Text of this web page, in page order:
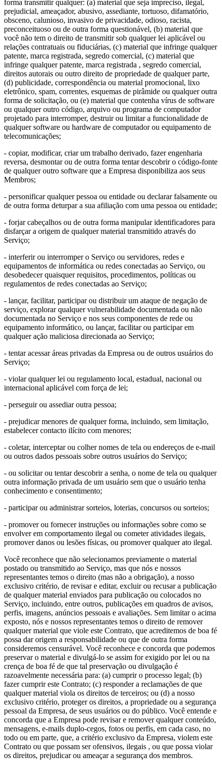
forma transmitir qualquer: (a) material que seja impreciso, ilegal,
prejudicial, ameaçador, abusivo, assediante, tortuoso, difamatório,
obsceno, calunioso, invasivo de privacidade, odioso, racista,
preconceituoso ou de outra forma questionável, (b) material que
você não tem o direito de transmitir sob qualquer lei aplicável ou
relações contratuais ou fiduciárias, (c) material que infringe qualquer
patente, marca registrada, segredo comercial, (c) material que
infringe qualquer patente, marca registrada , segredo comercial,
direitos autorais ou outro direito de propriedade de qualquer parte,
(d) publicidade, correspondência ou material promocional, lixo
eletrônico, spam, correntes, esquemas de pirâmide ou qualquer outra
forma de solicitação, ou (e) material que contenha vírus de software
ou qualquer outro código, arquivo ou programa de computador
projetado para interromper, destruir ou limitar a funcionalidade de
qualquer software ou hardware de computador ou equipamento de
telecomunicações;
- copiar, modificar, criar um trabalho derivado, fazer engenharia
reversa, desmontar ou de outra forma tentar descobrir o código-fonte
de qualquer outro software que a Empresa disponibiliza aos seus
Membros;
- personificar qualquer pessoa ou entidade ou declarar falsamente ou
de outra forma deturpar a sua afiliação com uma pessoa ou entidade;
- forjar cabeçalhos ou de outra forma manipular identificadores para
disfarçar a origem de qualquer material transmitido através do
Serviço;
- interferir ou interromper o Serviço ou servidores, redes e
equipamentos de informática ou redes conectadas ao Serviço, ou
desobedecer quaisquer requisitos, procedimentos, políticas ou
regulamentos de redes conectadas ao Serviço;
- lançar, facilitar, participar ou distribuir um ataque de negação de
serviço, explorar qualquer vulnerabilidade documentada ou não
documentada no Serviço e nos seus componentes de rede ou
equipamento informático, ou lançar, facilitar ou participar em
qualquer ação maliciosa direcionada ao Serviço;
- tentar acessar áreas privadas da Empresa ou de outros usuários do
Serviço;
- violar qualquer lei ou regulamento local, estadual, nacional ou
internacional aplicável com força de lei;
- perseguir ou assediar outra pessoa;
- prejudicar menores de qualquer forma, incluindo, sem limitação,
estabelecer contacto ilícito com menores;
- coletar, interceptar ou colher nomes de tela ou endereços de e-mail
ou outros dados pessoais sobre outros usuários do Serviço;
- ou solicitar ou tentar descobrir a senha, o nome de tela ou qualquer
outra informação privada de um usuário sem que o usuário tenha
conhecimento e consentimento;
- participar ou administrar sorteios, loterias, concursos ou sorteios;
- promover ou fornecer instruções ou informações sobre como se
envolver em comportamento ilegal ou cometer atividades ilegais,
promover danos ou lesões físicas, ou promover qualquer ato ilegal.
Você reconhece que não selecionamos previamente o material
postado ou transmitido ao Serviço, mas que nós e nossos
representantes temos o direito (mas não a obrigação), a nosso
exclusivo critério, de revisar e editar, excluir ou recusar a publicação
de qualquer material enviados para publicação ou colocados no
Serviço, incluindo, entre outros, publicações em quadros de avisos,
perfis, imagens, anúncios pessoais e avaliações. Sem limitar o acima
exposto, nós e nossos representantes temos o direito de remover
qualquer material que viole este Contrato, que acreditemos de boa fé
possa dar origem a responsabilidade ou que de outra forma
consideremos censurável. Você reconhece e concorda que podemos
preservar o material e divulgá-lo se assim for exigido por lei ou na
crença de boa fé de que tal preservação ou divulgação é
razoavelmente necessária para: (a) cumprir o processo legal; (b)
fazer cumprir este Contrato; (c) responder a reclamações de que
qualquer material viola os direitos de terceiros; ou (d) a nosso
exclusivo critério, proteger os direitos, a propriedade ou a segurança
pessoal da Empresa, de seus usuários ou do público. Você entende e
concorda que a Empresa pode revisar e remover qualquer conteúdo,
mensagens, e-mails duplo-cegos, fotos ou perfis, em cada caso, no
todo ou em parte, que, a critério exclusivo da Empresa, violem este
Contrato ou que possam ser ofensivos, ilegais , ou que possa violar
os direitos, prejudicar ou ameaçar a segurança dos membros.